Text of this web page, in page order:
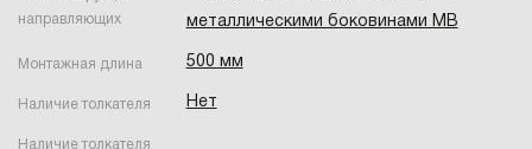
направляющих
металлическими боковинами MB
Монтажная длина 500 мм
Наличие толкателя Нет
Наличие толкателя